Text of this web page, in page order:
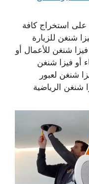
استخراج كافة
شنغن للزيارة
شنغن للأعمال أو
أو فيزا شنغن
شنغن لعبور
شنغن الرياضية